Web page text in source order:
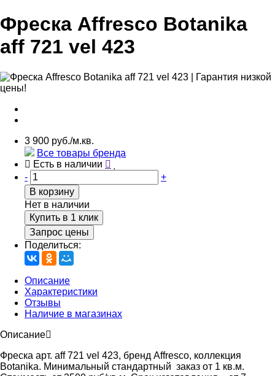
Фреска Affresco Botanika
aff 721 vel 423
3 900 руб./м.кв.
Все товары бренда
Есть в наличии
-
+
В корзину
Нет в наличии
Купить в 1 клик
Запрос цены
Поделиться:
Описание
Характеристики
Отзывы
Наличие в магазинах
Описание
Фреска арт. aff 721 vel 423, бренд Affresco, коллекция
Botanika. Минимальный стандартный заказ от 1 кв.м.